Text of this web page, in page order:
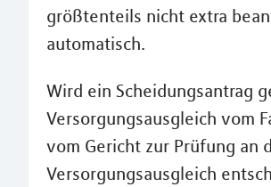
größtenteils nicht extra
automatisch.
Wird ein Scheidungsantrag
Versorgungsausgleich vom
vom Gericht zur Prüfung an
Versorgungsausgleich